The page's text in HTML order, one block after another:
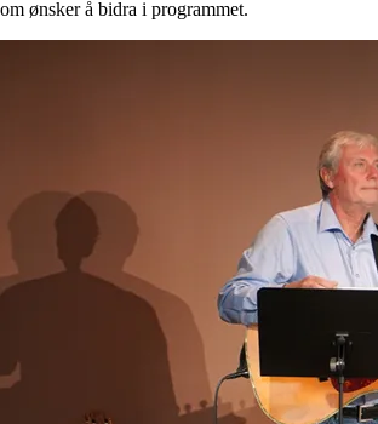
ønsker å bidra i programmet.